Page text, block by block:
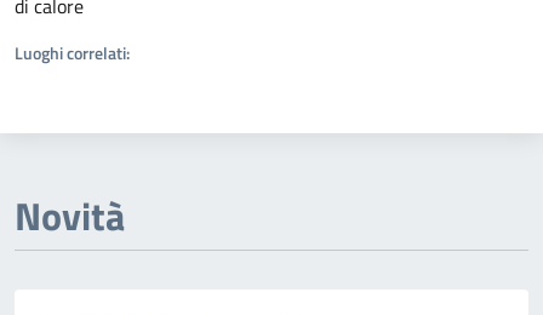
di calore
Luoghi correlati:
Novità